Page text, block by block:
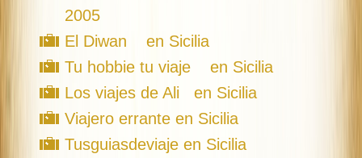
2005
El Diwan en Sicilia
Tu hobbie tu viaje en Sicilia
Los viajes de Ali en Sicilia
Viajero errante en Sicilia
Tusguiasdeviaje en Sicilia